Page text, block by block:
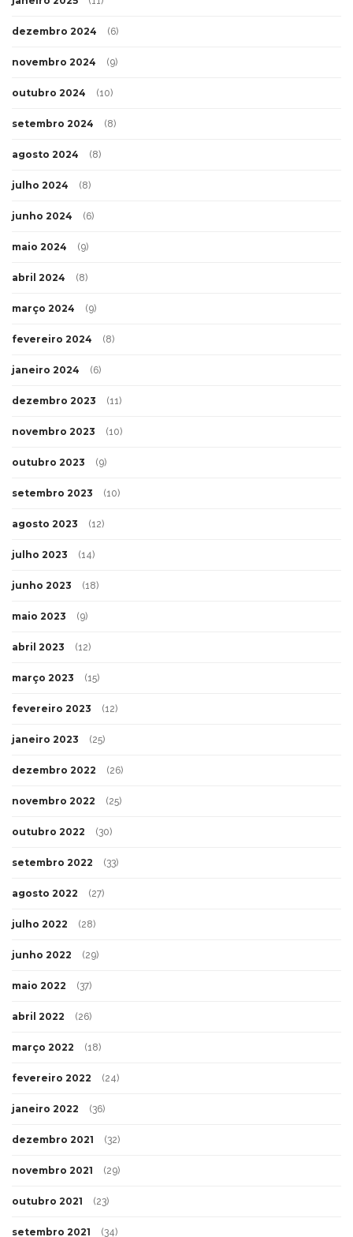
dezembro 2024 (6)
novembro 2024 (9)
outubro 2024 (10)
setembro 2024 (8)
agosto 2024 (8)
julho 2024 (8)
junho 2024 (6)
maio 2024 (9)
abril 2024 (8)
março 2024 (9)
fevereiro 2024 (8)
janeiro 2024 (6)
dezembro 2023 (11)
novembro 2023 (10)
outubro 2023 (9)
setembro 2023 (10)
agosto 2023 (12)
julho 2023 (14)
junho 2023 (18)
maio 2023 (9)
abril 2023 (12)
março 2023 (15)
fevereiro 2023 (12)
janeiro 2023 (25)
dezembro 2022 (26)
novembro 2022 (25)
outubro 2022 (30)
setembro 2022 (33)
agosto 2022 (27)
julho 2022 (28)
junho 2022 (29)
maio 2022 (37)
abril 2022 (26)
março 2022 (18)
fevereiro 2022 (24)
janeiro 2022 (36)
dezembro 2021 (32)
novembro 2021 (29)
outubro 2021 (23)
setembro 2021 (34)